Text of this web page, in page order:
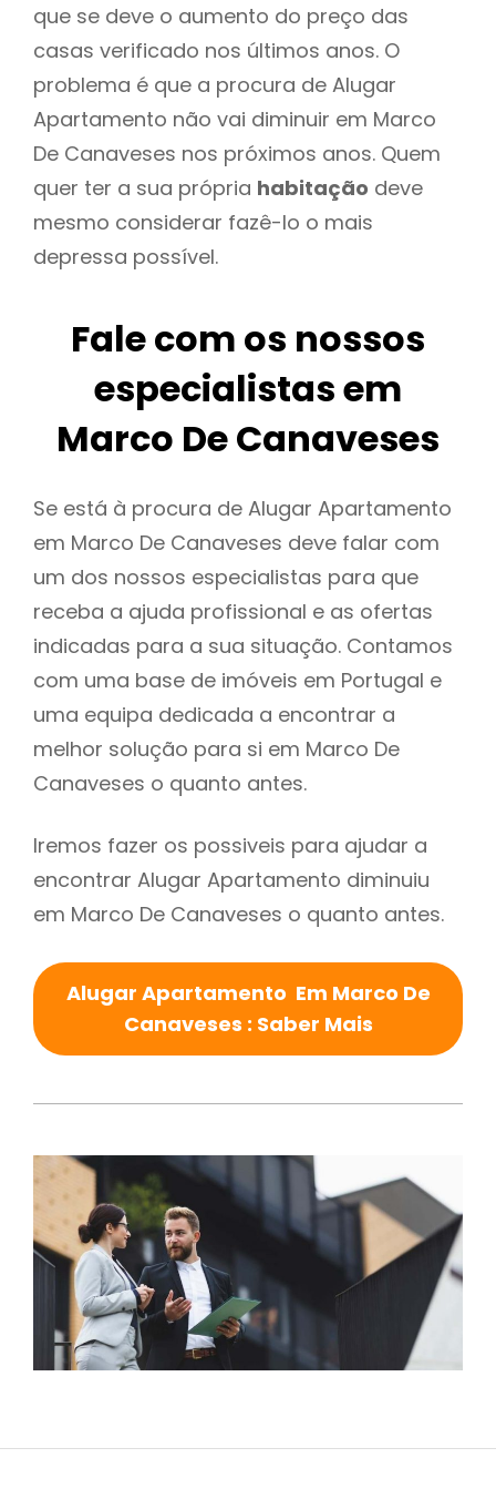
que se deve o aumento do preço das
casas verificado nos últimos anos. O
problema é que a procura de Alugar
Apartamento não vai diminuir em Marco
De Canaveses nos próximos anos. Quem
quer ter a sua própria habitação deve
mesmo considerar fazê-lo o mais
depressa possível.
Fale com os nossos
especialistas em
Marco De Canaveses
Se está à procura de Alugar Apartamento
em Marco De Canaveses deve falar com
um dos nossos especialistas para que
receba a ajuda profissional e as ofertas
indicadas para a sua situação. Contamos
com uma base de imóveis em Portugal e
uma equipa dedicada a encontrar a
melhor solução para si em Marco De
Canaveses o quanto antes.
Iremos fazer os possiveis para ajudar a
encontrar Alugar Apartamento diminuiu
em Marco De Canaveses o quanto antes.
Alugar Apartamento Em Marco De
Canaveses : Saber Mais